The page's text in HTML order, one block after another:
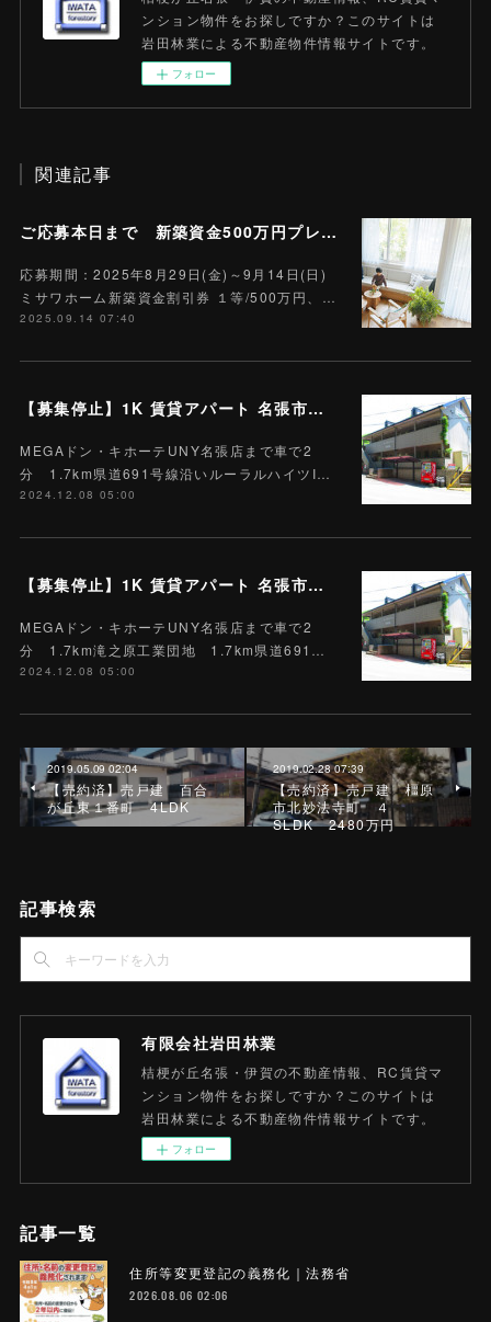
ンション物件をお探しですか？このサイトは
岩田林業による不動産物件情報サイトです。
フォロー
関連記事
ご応募本日まで 新築資金500万円プレゼント 東海エリア限定
応募期間：2025年8月29日(金)～9月14日(日)
ミサワホーム新築資金割引券 １等/500万円、…
2025.09.14 07:40
【募集停止】1K 賃貸アパート 名張市下比奈知 101号 駐車場１台込賃料3.5万円 A-2
MEGAドン・キホーテUNY名張店まで車で2
分 1.7km県道691号線沿いルーラルハイツI…
2024.12.08 05:00
【募集停止】1K 賃貸アパート 名張市下比奈知 104号 駐車場１台込賃料3.5万円 A-3
MEGAドン・キホーテUNY名張店まで車で2
分 1.7km滝之原工業団地 1.7km県道691…
2024.12.08 05:00
2019.05.09 02:04
【売約済】売戸建 百合
が丘東１番町 4LDK
2019.02.28 07:39
【売約済】売戸建 橿原
市北妙法寺町 ４
SLDK 2480万円
記事検索
有限会社岩田林業
桔梗が丘名張・伊賀の不動産情報、RC賃貸マ
ンション物件をお探しですか？このサイトは
岩田林業による不動産物件情報サイトです。
フォロー
記事一覧
住所等変更登記の義務化｜法務省
2026.08.06 02:06